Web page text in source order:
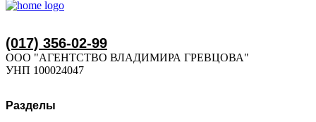
(017) 356-02-99
ООО "АГЕНТСТВО ВЛАДИМИРА ГРЕВЦОВА"
УНП 100024047
Разделы